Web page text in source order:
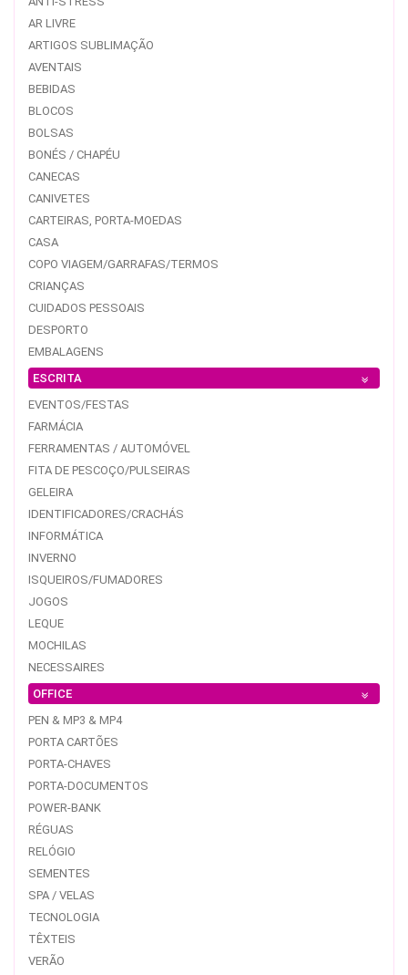
AR LIVRE
ARTIGOS SUBLIMAÇÃO
AVENTAIS
BEBIDAS
BLOCOS
BOLSAS
BONÉS / CHAPÉU
CANECAS
CANIVETES
CARTEIRAS, PORTA-MOEDAS
CASA
COPO VIAGEM/GARRAFAS/TERMOS
CRIANÇAS
CUIDADOS PESSOAIS
DESPORTO
EMBALAGENS
ESCRITA
EVENTOS/FESTAS
FARMÁCIA
FERRAMENTAS / AUTOMÓVEL
FITA DE PESCOÇO/PULSEIRAS
GELEIRA
IDENTIFICADORES/CRACHÁS
INFORMÁTICA
INVERNO
ISQUEIROS/FUMADORES
JOGOS
LEQUE
MOCHILAS
NECESSAIRES
OFFICE
PEN & MP3 & MP4
PORTA CARTÕES
PORTA-CHAVES
PORTA-DOCUMENTOS
POWER-BANK
RÉGUAS
RELÓGIO
SEMENTES
SPA / VELAS
TECNOLOGIA
TÊXTEIS
VERÃO